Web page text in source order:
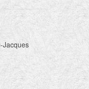
Jacques